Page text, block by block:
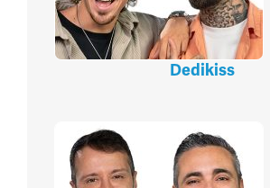
Dedikiss